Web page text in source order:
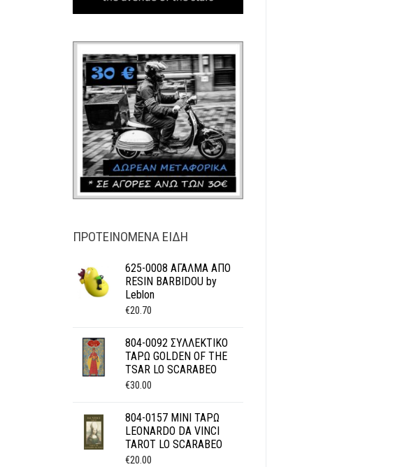
ΠΡΟΤΕΙΝΌΜΕΝΑ ΕΊΔΗ
625-0008 ΑΓΑΛΜΑ ΑΠΟ
RESIN BARBIDOU by
Leblon
€20.70
804-0092 ΣΥΛΛΕΚΤΙΚΟ
ΤΑΡΩ GOLDEN OF THE
TSAR LO SCARABEO
€30.00
804-0157 ΜΙΝΙ ΤΑΡΩ
LEONARDO DA VINCI
TAROT LO SCARABEO
€20.00